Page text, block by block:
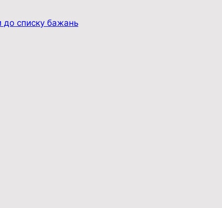
до списку бажань